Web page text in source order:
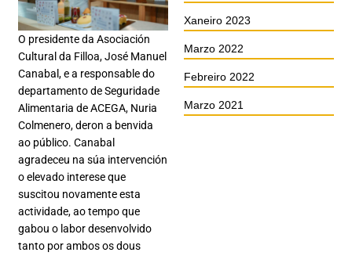
O presidente da Asociación
Cultural da Filloa, José Manuel
Canabal, e a responsable do
departamento de Seguridade
Alimentaria de ACEGA, Nuria
Colmenero, deron a benvida
ao público. Canabal
agradeceu na súa intervención
o elevado interese que
suscitou novamente esta
actividade, ao tempo que
gabou o labor desenvolvido
tanto por ambos os dous
Xaneiro 2023
Marzo 2022
Febreiro 2022
Marzo 2021